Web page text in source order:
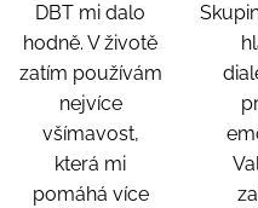
DBT mi dalo
hodně. V životě
zatím používám
nejvíce
všímavost,
která mi
pomáhá více